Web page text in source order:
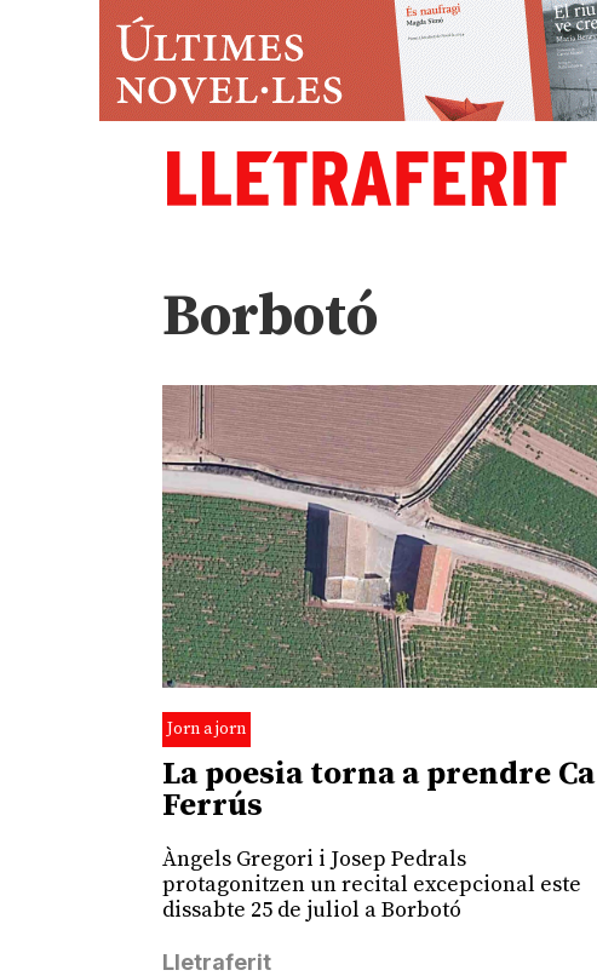
Borbotó
Jorn a jorn
La poesia torna a prendre Ca
Ferrús
Àngels Gregori i Josep Pedrals
protagonitzen un recital excepcional este
dissabte 25 de juliol a Borbotó
Lletraferit